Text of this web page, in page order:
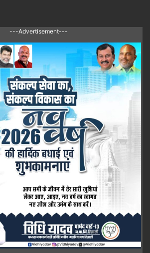
---Advertisement---